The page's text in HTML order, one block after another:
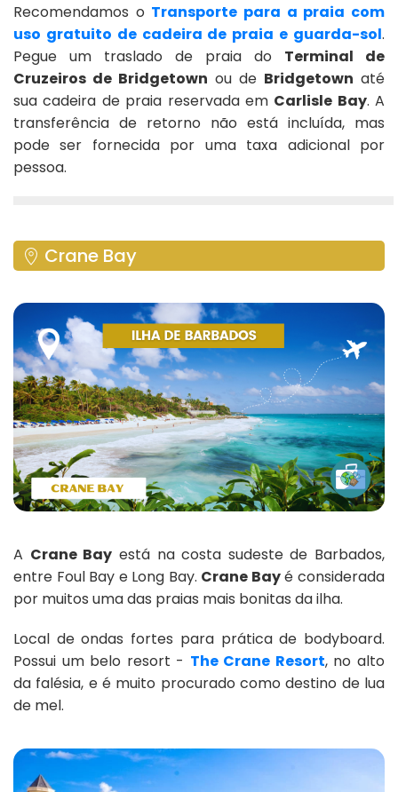
Recomendamos o Transporte para a praia com
uso gratuito de cadeira de praia e guarda-sol.
Pegue um traslado de praia do Terminal de
Cruzeiros de Bridgetown ou de Bridgetown até
sua cadeira de praia reservada em Carlisle Bay. A
transferência de retorno não está incluída, mas
pode ser fornecida por uma taxa adicional por
pessoa.
Crane Bay
A Crane Bay está na costa sudeste de Barbados,
entre Foul Bay e Long Bay. Crane Bayé considerada
por muitos uma das praias mais bonitas da ilha.
Local de ondas fortes para prática de bodyboard.
Possui um belo resort - The Crane Resort, no alto
da falésia, e é muito procurado como destino de lua
de mel.